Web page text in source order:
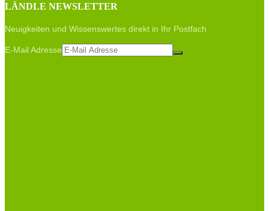
LÄNDLE NEWSLETTER
Neuigkeiten und Wissenswertes direkt in Ihr Postfach
E-Mail Adresse